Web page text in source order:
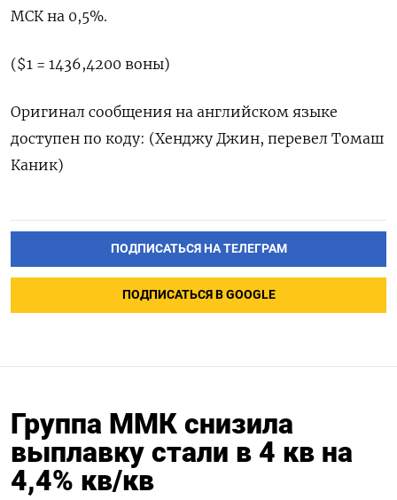
МСК на 0,5%.
($1 = 1436,4200 воны)
Оригинал сообщения на английском языке
доступен по коду: (Хенджу Джин, перевел Томаш
Каник)
ПОДПИСАТЬСЯ НА ТЕЛЕГРАМ
ПОДПИСАТЬСЯ В GOOGLE
Группа ММК снизила
выплавку стали в 4 кв на
4,4% кв/кв